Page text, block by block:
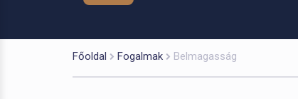
Főoldal Fogalmak Belmagasság